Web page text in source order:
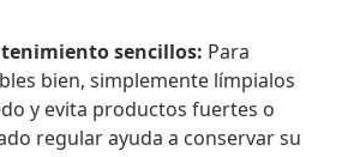
sencillos: Para
bien, simplemente límpialos
y evita productos fuertes o
regular ayuda a conservar su